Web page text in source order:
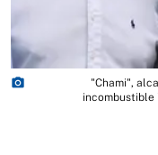
photo_camera
"Chami",
incombustible